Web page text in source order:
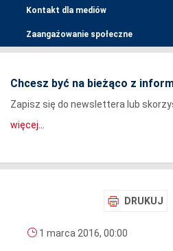
Kontakt dla mediów
Zaangażowanie społeczne
Chcesz być na bieżąco z
Zapisz się do newslettera lub
więcej...
DRUKUJ
1 marca 2016, 00:00